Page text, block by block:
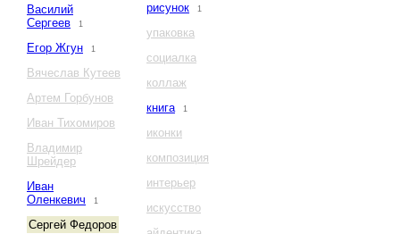
Василий
Сергеев
1
Егор Жгун 1
Вячеслав Кутеев
Артем Горбунов
Иван Тихомиров
Владимир
Шрейдер
Иван
Оленкевич
1
Сергей Федоров
рисунок
1
упаковка
социалка
коллаж
книга
1
иконки
композиция
интерьер
искусство